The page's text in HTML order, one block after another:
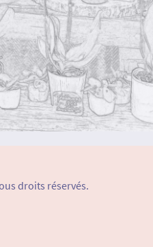
droits réservés.